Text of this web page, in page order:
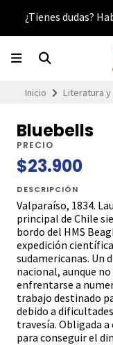
¿Tienes dudas?
Inicio Literatura y
Bluebells
PRECIO
$23.900
DESCRIPCIÓN
Valparaíso, 1834.
principal de Chile
bordo del HMS
expedición
sudamericanas. Un
nacional, aunque
enfrentarse a
trabajo destinado
debido a
travesía. Obligada
para conseguir el